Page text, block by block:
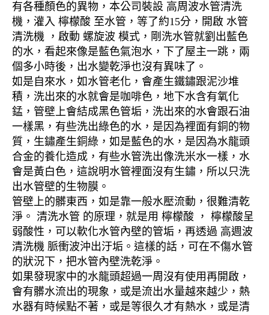
有各種顏色的異物，本公司裝設 高周波水管清洗
機，灌入 檸檬酸 至水管，等了約15分，開啟 水管
清洗機 ，啟動 螺旋波 模式，剛洗水管就劉出藍色
的水，看起來像是藍色氣泡水，下了屋主一跳，兩
個多小時後，出水變乾淨也沒有異味了。
如是自來水，如水管老化，會產生鐵鏽跟泥沙堆
積，洗出來的水就會是咖啡色，地下水含有氧化
錳，管壁上會結成黑色管垢，洗出來的水會跟石油
一樣黑，有些洗出綠色的水，是因為裡面有銅的物
質，生鏽產生銅綠，如是藍色的水，是因為水龍頭
合金的養化造成，有些水管洗出像洗米水一樣，水
會是黃白色，這說明水管裡面沒有生鏽，所以只洗
出水管壁的生物膜。
管壁上的髒東西，如是靠一般水壓流動，很難清乾
淨。 清洗水管 的原理，就是用 檸檬酸 ， 檸檬酸呈
弱酸性，可以軟化水管內壁的管垢，再透過 高週波
清洗機 脈衝波沖出汙垢。這樣的話，可在不傷水管
的狀況下，把水管內壁洗乾淨。
如果發現家中的水龍頭超過一周沒有使用再開啟，
會有髒水流出的現象，或是流出水量越來越少，熱
水器有時候點不著，或是等很久才有熱水，或是清